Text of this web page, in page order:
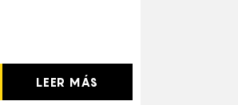
LEER MÁS